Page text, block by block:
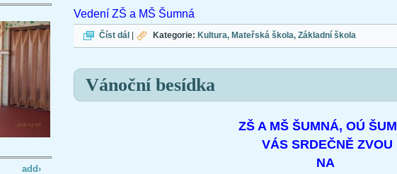
add›
Vedení ZŠ a MŠ Šumná
Číst dál Vánoční besídka
Kategorie: Kultura Mateřská škola Základní škola
Vánoční besídka
ZŠ A MŠ ŠUMNÁ, OÚ
VÁS SRDEČNĚ ZVOU
NA